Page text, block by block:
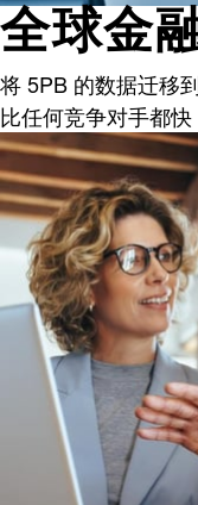
全球金
将 5PB 的数据迁移
比任何竞争对手都快